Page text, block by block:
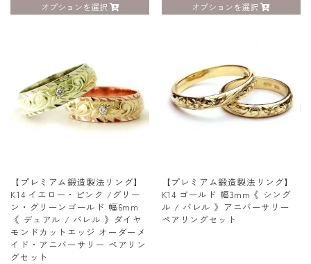
オプションを選択 オプションを選択
【プレミアム鍛造製法リング】
K14 イエロー・ピンク /グリー
ン・グリーンゴールド 幅6mm
《 デュアル / バレル 》ダイヤ
モンドカットエッジ オーダーメ
イド・アニバーサリー ペアリン
グセット
【プレミアム鍛造製法リング】
K14 ゴールド 幅3mm《 シング
ル / バレル 》アニバーサリー
ペアリングセット